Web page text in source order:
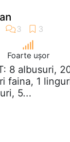
Foarte ușor
8 albusuri,
faina, 1
5...